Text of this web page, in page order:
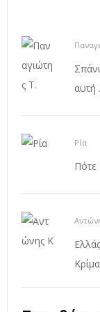
αυτή
Ρία
Πότε
Κρίμα